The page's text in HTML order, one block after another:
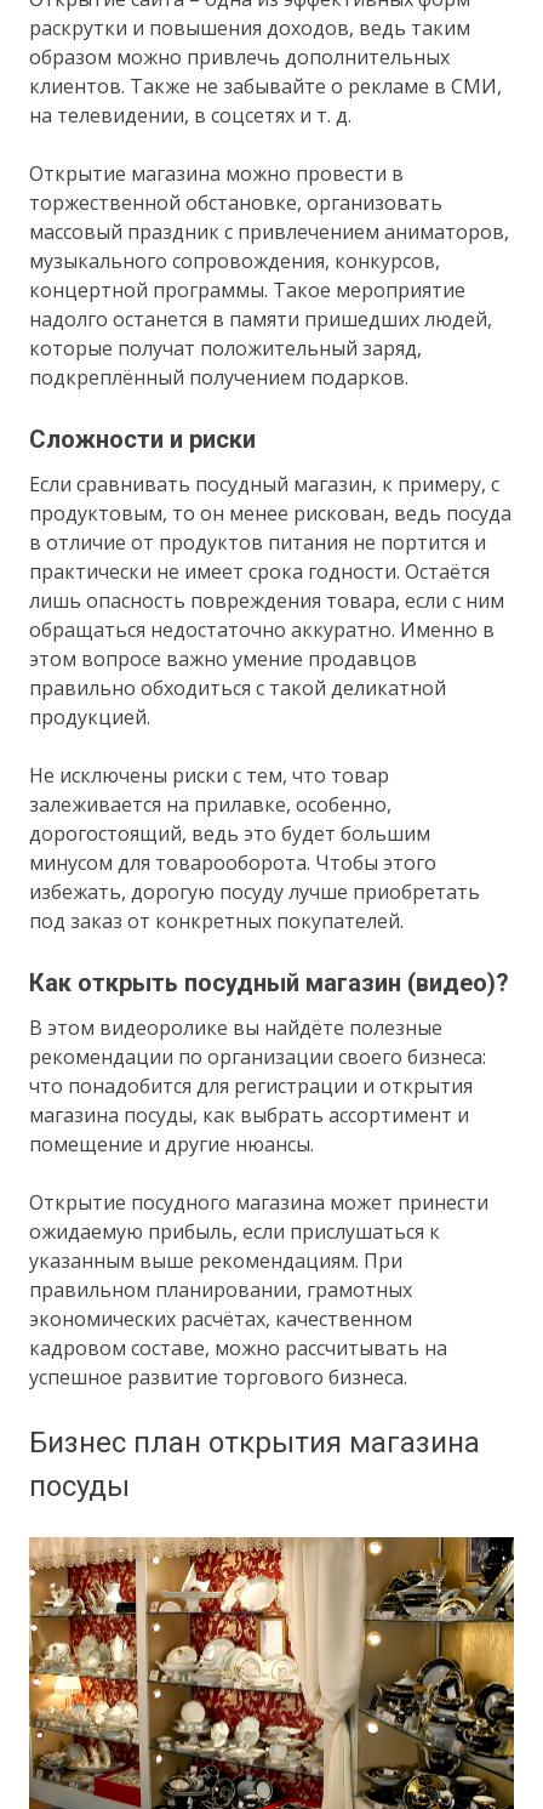
раскрутки и повышения доходов, ведь таким
образом можно привлечь дополнительных
клиентов. Также не забывайте о рекламе в СМИ,
на телевидении, в соцсетях и т. д.
Открытие магазина можно провести в
торжественной обстановке, организовать
массовый праздник с привлечением аниматоров,
музыкального сопровождения, конкурсов,
концертной программы. Такое мероприятие
надолго останется в памяти пришедших людей,
которые получат положительный заряд,
подкреплённый получением подарков.
Сложности и риски
Если сравнивать посудный магазин, к примеру, с
продуктовым, то он менее рискован, ведь посуда
в отличие от продуктов питания не портится и
практически не имеет срока годности. Остаётся
лишь опасность повреждения товара, если с ним
обращаться недостаточно аккуратно. Именно в
этом вопросе важно умение продавцов
правильно обходиться с такой деликатной
продукцией.
Не исключены риски с тем, что товар
залеживается на прилавке, особенно,
дорогостоящий, ведь это будет большим
минусом для товарооборота. Чтобы этого
избежать, дорогую посуду лучше приобретать
под заказ от конкретных покупателей.
Как открыть посудный магазин (видео)?
В этом видеоролике вы найдёте полезные
рекомендации по организации своего бизнеса:
что понадобится для регистрации и открытия
магазина посуды, как выбрать ассортимент и
помещение и другие нюансы.
Открытие посудного магазина может принести
ожидаемую прибыль, если прислушаться к
указанным выше рекомендациям. При
правильном планировании, грамотных
экономических расчётах, качественном
кадровом составе, можно рассчитывать на
успешное развитие торгового бизнеса.
Бизнес план открытия магазина
посуды